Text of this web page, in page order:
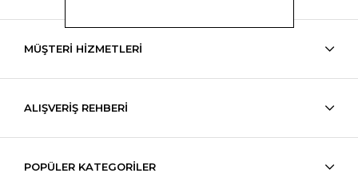
MÜŞTERİ HİZMETLERİ
ALIŞVERİŞ REHBERİ
POPÜLER KATEGORİLER